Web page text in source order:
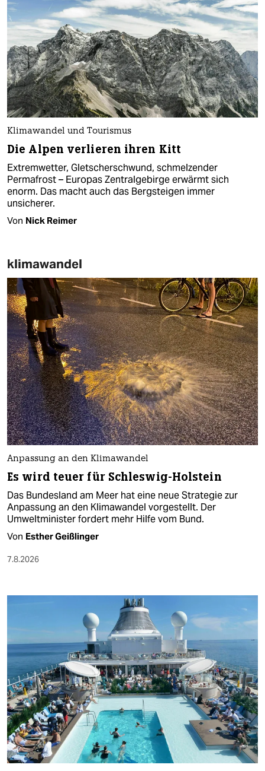
Klimawandel und Tourismus
Die Alpen verlieren ihren Kitt
Extremwetter, Gletscherschwund, schmelzender
Permafrost – Europas Zentralgebirge erwärmt sich
enorm. Das macht auch das Bergsteigen immer
unsicherer.
Von Nick Reimer
klimawandel
Anpassung an den Klimawandel
Es wird teuer für Schleswig-Holstein
Das Bundesland am Meer hat eine neue Strategie zur
Anpassung an den Klimawandel vorgestellt. Der
Umweltminister fordert mehr Hilfe vom Bund.
Von Esther Geißlinger
7.8.2026